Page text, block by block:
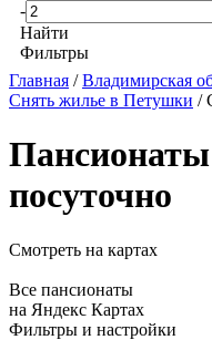
-
Найти
Фильтры
Главная /Владимирская
Снять жилье в Петушки /
посуточно
Смотреть на картах
Все пансионаты
на Яндекс Картах
Фильтры и настройки